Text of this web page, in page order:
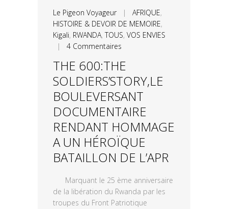
Le Pigeon Voyageur| AFRIQUE,
HISTOIRE & DEVOIR DE MEMOIRE,
Kigali, RWANDA,TOUS, VOS ENVIES
| 4 Commentaires
THE 600:THE
SOLDIERS’STORY,LE
BOULEVERSANT
DOCUMENTAIRE
RENDANT HOMMAGE
A UN HÉROÏQUE
BATAILLON DE L’APR
Marquant le 25 ème anniversaire
de la libération du Rwanda par les
troupes du Front Patriotique